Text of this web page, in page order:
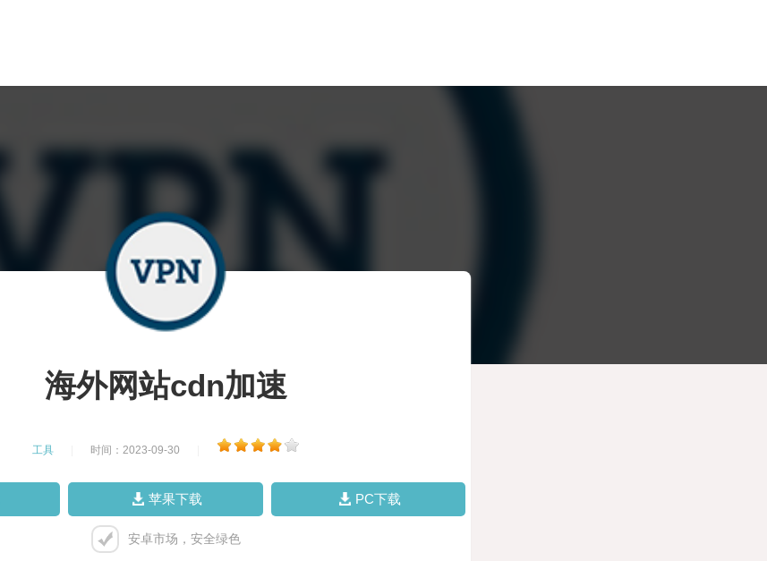
海外网站cdn加速
工具 时间：2023-09-30
苹果下载 PC下载
安卓市场，安全绿色